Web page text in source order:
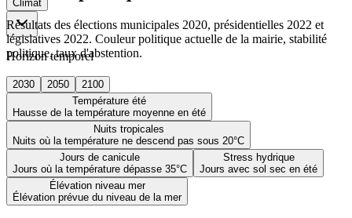
Climat
Horizon temporel
2030 2050
2100
Température été
Hausse de la température moyenne en été
Nuits tropicales
Nuits où la température ne descend pas sous 20°C
Jours de canicule
Jours où la température dépasse 35°C
Stress hydrique
Jours avec sol sec en été
Élévation niveau mer
Élévation prévue du niveau de la mer
Résultats des élections municipales 2020, présidentielles 2022 et
législatives 2022. Couleur politique actuelle de la mairie, stabilité
politique, taux d'abstention.